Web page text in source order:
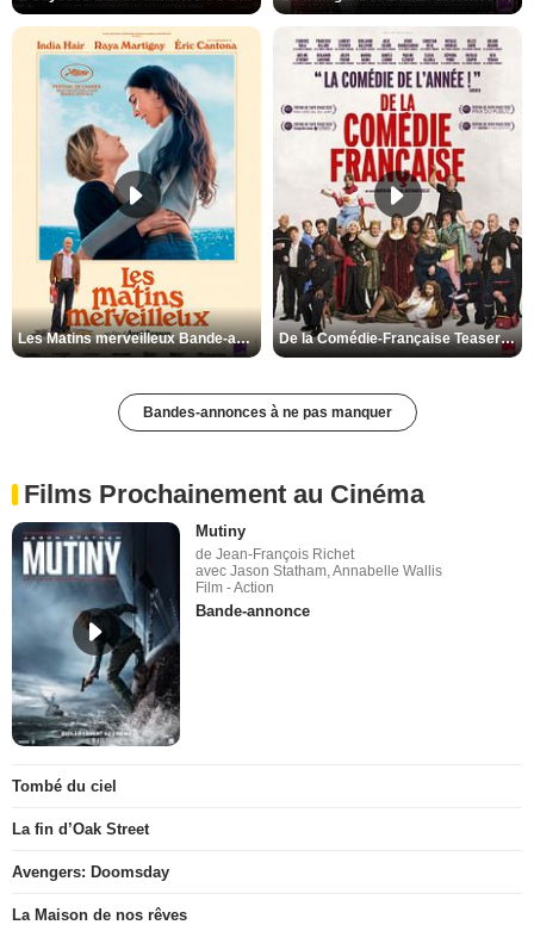
Les Matins merveilleux Bande-annonce VF De la Comédie-Française Teaser VF
Bandes-annonces à ne pas manquer
Films Prochainement au Cinéma
Mutiny
de Jean-François Richet
avec Jason Statham, Annabelle Wallis
Film - Action
Bande-annonce
Tombé du ciel
La fin d’Oak Street
Avengers: Doomsday
La Maison de nos rêves